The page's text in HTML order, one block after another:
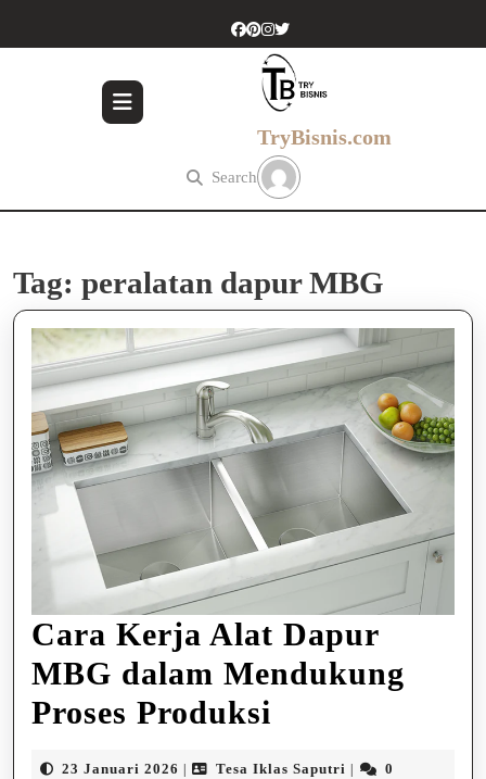
TryBisnis.com
Search
Tag: peralatan dapur MBG
Cara Kerja Alat Dapur
MBG dalam Mendukung
Proses Produksi
23 Januari 2026 23
Tesa Iklas Saputri Tesa 0